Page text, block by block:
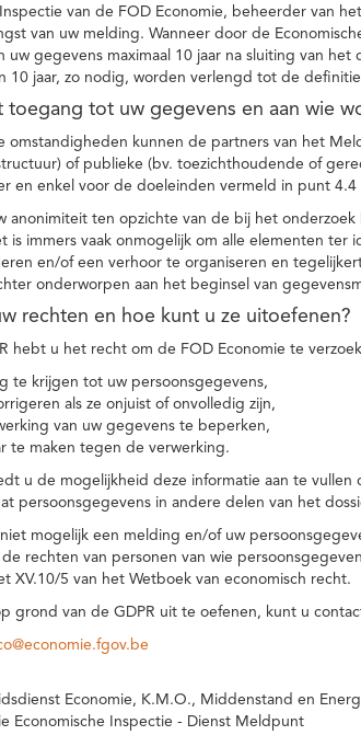
van de FOD Economie, beheerder van
van uw melding. Wanneer door de
gegevens maximaal 10 jaar na sluiting van
10 jaar, zo nodig, worden verlengd tot de
toegang tot uw gegevens en aan wie
omstandigheden kunnen de partners van het
of publieke (bv. toezichthoudende of
en enkel voor de doeleinden vermeld in punt
anonimiteit ten opzichte van de bij het
is immers vaak onmogelijk om alle elementen
en/of een verhoor te organiseren en
onderworpen aan het beginsel van
rechten en hoe kunt u ze uitoefenen?
hebt u het recht om de FOD Economie te
te krijgen tot uw persoonsgegevens,
als ze onjuist of onvolledig zijn,
van uw gegevens te beperken,
te maken tegen de verwerking.
u de mogelijkheid deze informatie aan te
persoonsgegevens in andere delen van het
mogelijk een melding en/of uw
rechten van personen van wie
XV.10/5 van het Wetboek van economisch recht.
grond van de GDPR uit te oefenen, kunt u
Economie, K.M.O., Middenstand en
Economische Inspectie - Dienst Meldpunt